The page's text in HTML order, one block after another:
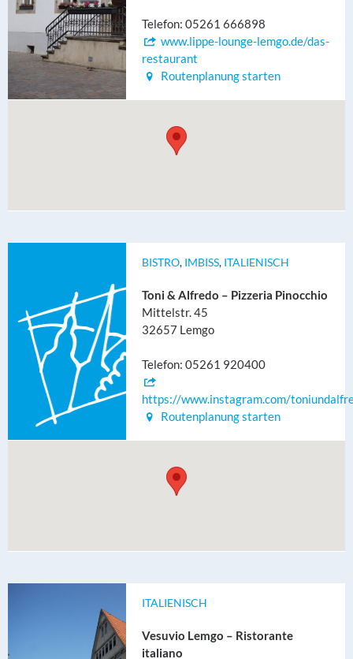
Telefon: 05261 666898
www.lippe-lounge-lemgo.de/das-
restaurant
Routenplanung starten
BISTRO, IMBISS, ITALIENISCH
Toni & Alfredo – Pizzeria Pinocchio
Mittelstr. 45
32657 Lemgo
Telefon: 05261 920400
https://www.instagram.com/
Routenplanung starten
ITALIENISCH
Vesuvio Lemgo – Ristorante
italiano